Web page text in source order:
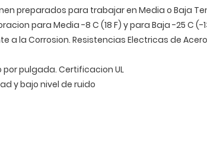
preparados para trabajar en Media o Baja
para Media -8 C (18 F) y para Baja -25 C (-
la Corrosion. Resistencias Electricas de
por pulgada. Certificacion UL
y bajo nivel de ruido